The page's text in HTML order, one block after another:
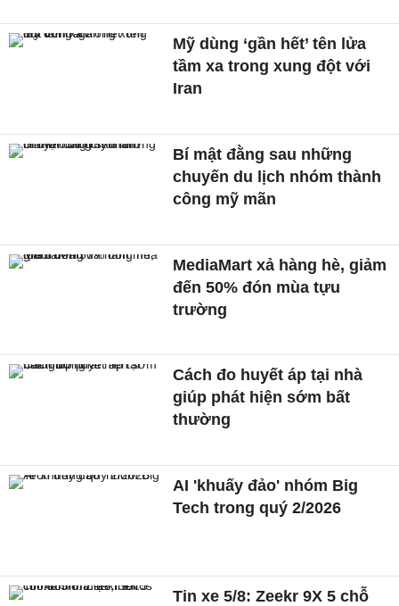
Mỹ dùng ‘gần hết’ tên lửa
tầm xa trong xung đột với
Iran
Bí mật đằng sau những
chuyến du lịch nhóm thành
công mỹ mãn
MediaMart xả hàng hè, giảm
đến 50% đón mùa tựu
trường
Cách đo huyết áp tại nhà
giúp phát hiện sớm bất
thường
AI 'khuấy đảo' nhóm Big
Tech trong quý 2/2026
Tin xe 5/8: Zeekr 9X 5 chỗ